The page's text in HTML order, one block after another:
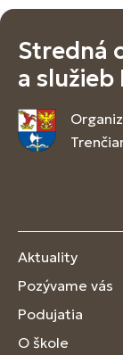
Stredná
a služieb
Aktuality
Pozývame vás
Podujatia
O škole